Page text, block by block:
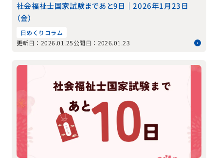
社会福祉士国家試験まであと9日｜2026年1月23日
（金）
日めくりコラム
更新日：2026.01.25公開日：2026.01.23